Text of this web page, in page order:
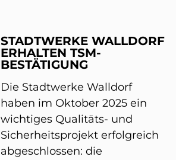
STADTWERKE WALLDORF
ERHALTEN TSM-
BESTÄTIGUNG
Die Stadtwerke Walldorf
haben im Oktober 2025 ein
wichtiges Qualitäts- und
Sicherheitsprojekt erfolgreich
abgeschlossen: die